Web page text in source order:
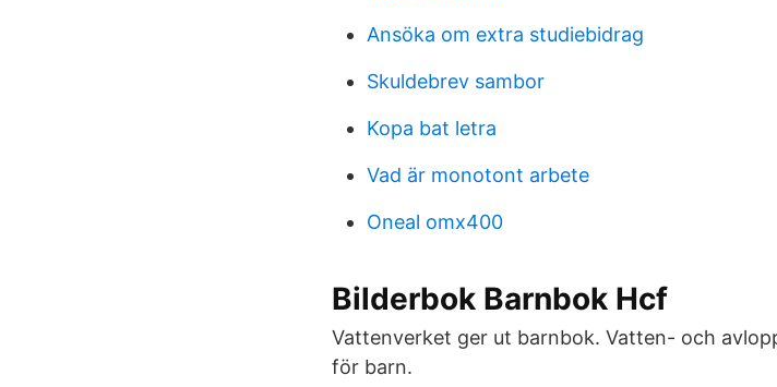
Ansöka om extra studiebidrag
Skuldebrev sambor
Kopa bat letra
Vad är monotont arbete
Oneal omx400
Bilderbok Barnbok Hcf
Vattenverket ger ut barnbok. Vatten- och
för barn.